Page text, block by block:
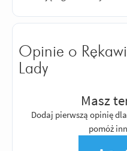
Opinie o
Lady
Masz
Dodaj pierwszą opinię
pomóż